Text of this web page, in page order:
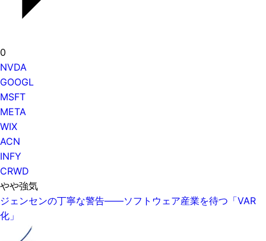
0
NVDA
GOOGL
MSFT
META
WIX
ACN
INFY
CRWD
やや強気
ジェンセンの丁寧な警告——ソフトウェア産業を待つ「VAR
化」